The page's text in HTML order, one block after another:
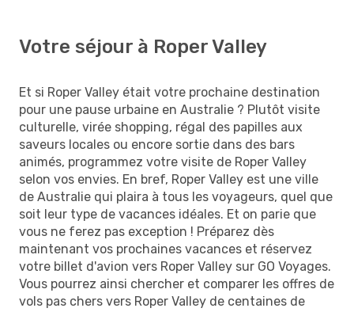
Votre séjour à Roper Valley
Et si Roper Valley était votre prochaine destination
pour une pause urbaine en Australie ? Plutôt visite
culturelle, virée shopping, régal des papilles aux
saveurs locales ou encore sortie dans des bars
animés, programmez votre visite de Roper Valley
selon vos envies. En bref, Roper Valley est une ville
de Australie qui plaira à tous les voyageurs, quel que
soit leur type de vacances idéales. Et on parie que
vous ne ferez pas exception ! Préparez dès
maintenant vos prochaines vacances et réservez
votre billet d'avion vers Roper Valley sur GO Voyages.
Vous pourrez ainsi chercher et comparer les offres de
vols pas chers vers Roper Valley de centaines de